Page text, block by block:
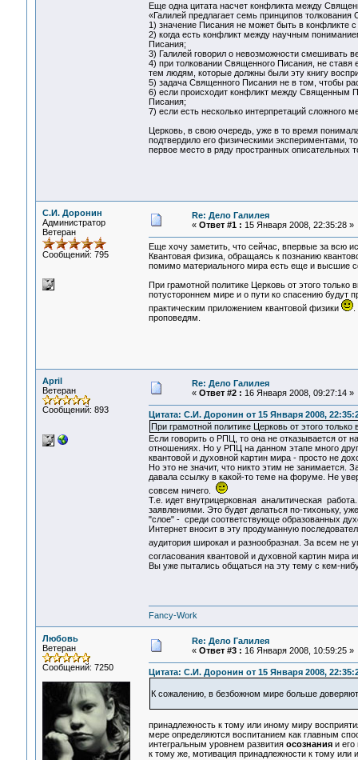
Еще одна цитата насчет конфликта между
«Галилей предлагает семь принципов
1) значение Писания не может быть в конфликте
2) когда есть конфликт между научным
Писания;
3) Галилей говорил о невозможности смешивать
4) при толковании Священного Писания, не ставя
тем людям, которые должны были эту книгу
5) задача Священного Писания не в том, чтобы
6) если происходит конфликт между Священным
Писания;
7) если есть несколько интерпретаций сложного
Церковь, в свою очередь, уже в то время
подтвердило его физическими экспериментами,
первое место в ряду пространных описательных
С.И. Доронин
Администратор
Ветеран
Сообщений: 795
Re: Дело Галилея
« Ответ #1 : 15 Января 2008, 22:35:28 »
Еще хочу заметить, что сейчас, впервые за всю
Квантовая физика, обращаясь к познанию
помимо материального мира есть еще и высшие
При грамотной политике Церковь от этого
потустороннем мире и о пути ко спасению будут
практическим приложением квантовой физики
.
проповедям.
April
Ветеран
Сообщений: 893
Re: Дело Галилея
« Ответ #2 : 16 Января 2008, 09:27:14 »
Цитата: С.И. Доронин от 15 Января 2008,
При грамотной политике Церковь от этого
Если говорить о РПЦ, то она не отказывается от
отношениях. Но у РПЦ на данном этапе много
квантовой и духовной картин мира - просто не
Но это не значит, что никто этим не занимается.
давала ссылку в какой-то теме на форуме. Не
совсем ничего.
Т.е. идет внутрицерковная аналитическая
заявлениями. Это будет делаться по-тихоньку,
"слое" - среди соответствующе образованных
Интернет вносит в эту продуманную
аудитория широкая и разнообразная. За всем не
согласования квантовой и духовной картин
Вы уже пытались общаться на эту тему с кем-
Fancy-Work
Любовь
Ветеран
Сообщений: 7250
Re: Дело Галилея
« Ответ #3 : 16 Января 2008, 10:59:25 »
Цитата: С.И. Доронин от 15 Января 2008,
К сожалению, в безбожном мире больше
принадлежность к тому или иному миру
мере определяются воспитанием как главным
интегральным уровнем развития осознанияи его
к тому же, мотивация принадлежности к тому